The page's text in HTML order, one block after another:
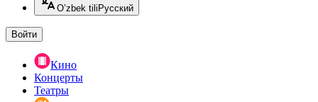
O’zbek tili Русский
Войти
Кино
Концерты
Театры